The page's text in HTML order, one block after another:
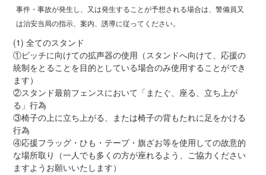
事件・事故が発生し、又は発生することが予想される場合は、警備員又
は治安当局の指示、案内、誘導に従ってください。
(1) 全てのスタンド
①ピッチに向けての拡声器の使用（スタンドへ向けて、応援の
統制をとることを目的としている場合のみ使用することができ
ます）
②スタンド最前フェンスにおいて「またぐ、座る、立ち上が
る」行為
③椅子の上に立ち上がる、または椅子の背もたれに足をかける
行為
④応援フラッグ・ひも・テープ・旗ざお等を使用しての故意的
な場所取り（一人でも多くの方が座れるよう、ご協力ください
ますようお願いいたします）